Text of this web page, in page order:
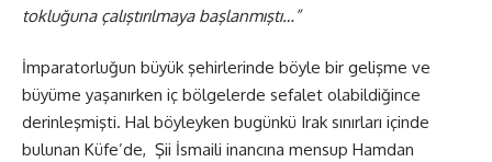
tokluğuna çalıştırılmaya başlanmıştı…”
İmparatorluğun büyük şehirlerinde böyle bir gelişme ve
büyüme yaşanırken iç bölgelerde sefalet olabildiğince
derinleşmişti. Hal böyleyken bugünkü Irak sınırları içinde
bulunan Küfe’de, Şii İsmaili inancına mensup Hamdan